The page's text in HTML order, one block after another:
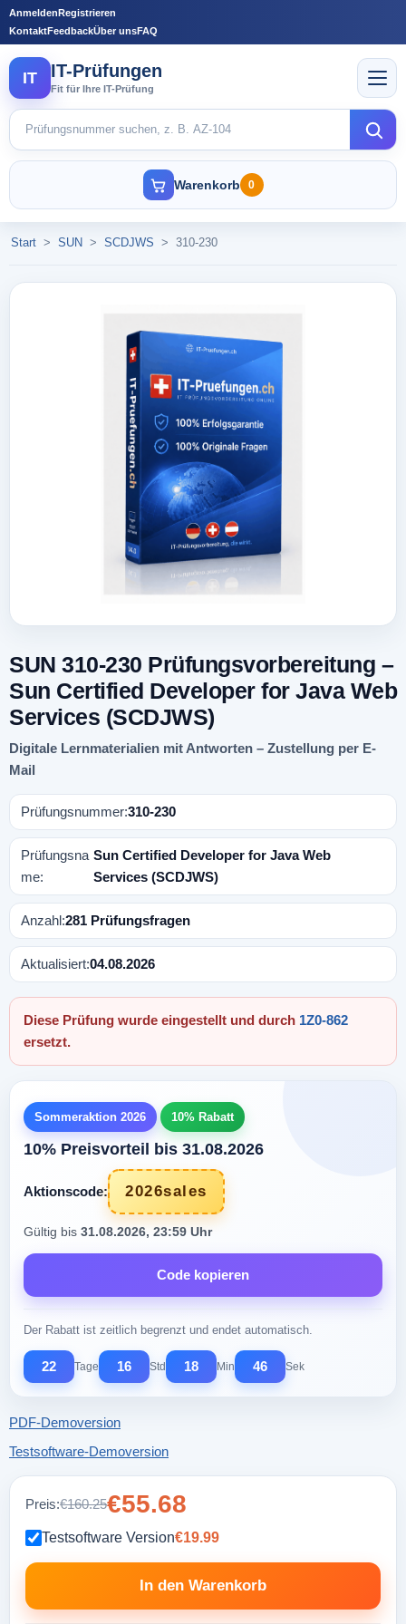
AnmeldenRegistrieren
KontaktFeedbackÜber unsFAQ
IT IT-Prüfungen
Fit für Ihre IT-Prüfung
Warenkorb 0
Start > SUN > SCDJWS > 310-230
SUN 310-230 Prüfungsvorbereitung –
Sun Certified Developer for Java Web
Services (SCDJWS)
Digitale Lernmaterialien mit Antworten – Zustellung per E-
Mail
Prüfungsnummer:310-230
Prüfungsna
me:
Sun Certified Developer for Java Web
Services (SCDJWS)
Anzahl:281 Prüfungsfragen
Aktualisiert:04.08.2026
Diese Prüfung wurde eingestellt und durch 1Z0-862
ersetzt.
Sommeraktion 2026 10% Rabatt
10% Preisvorteil bis 31.08.2026
Aktionscode: 2026sales
Gültig bis 31.08.2026, 23:59 Uhr
Code kopieren
Der Rabatt ist zeitlich begrenzt und endet automatisch.
22 Tage 16 Std 18 Min 45 Sek
PDF-Demoversion
Testsoftware-Demoversion
Preis:€160.25€55.68
Testsoftware Version€19.99
In den Warenkorb